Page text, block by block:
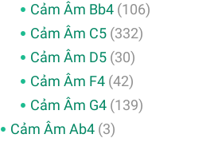
Cảm Âm Bb4(106)
Cảm Âm C5(332)
Cảm Âm D5(30)
Cảm Âm F4(42)
Cảm Âm G4(139)
Cảm Âm Ab4(3)